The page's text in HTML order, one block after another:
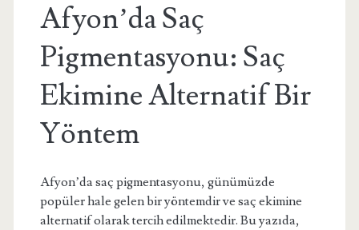
Afyon’da Saç
Pigmentasyonu: Saç
Ekimine Alternatif Bir
Yöntem
Afyon’da saç pigmentasyonu, günümüzde
popüler hale gelen bir yöntemdir ve saç ekimine
alternatif olarak tercih edilmektedir. Bu yazıda,